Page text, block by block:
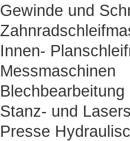
Gewinde und
Innen-
Messmaschinen
Blechbearbeitung
Stanz- und
Presse